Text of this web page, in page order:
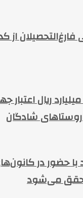
از
روستاهای شادگان
حضور در
می‌شود